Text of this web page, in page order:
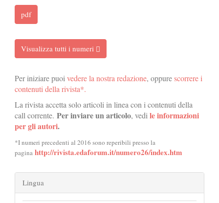
pdf
Visualizza tutti i numeri
Per iniziare puoi vedere la nostra redazione, oppurescorrere i
contenuti della rivista*.
La rivista accetta solo articoli in linea con i contenuti della
call corrente. Per inviare un articolo, vedi le informazioni
per gli autori.
*I numeri precedenti al 2016 sono reperibili presso la
pagina http://rivista.edaforum.it/numero26/index.htm
Lingua